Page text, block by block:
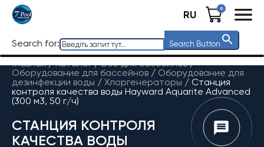
RU 0
Search for: Search Button
Главная / Каталог/Все для бассейнов/
Оборудование для бассейнов / Оборудование для
дезинфекции воды / Хлоргенераторы / Станция
контроля качества воды Hayward Aquarite Advanced
(300 м3, 50 г/ч)
СТАНЦИЯ КОНТРОЛЯ
КАЧЕСТВА ВОДЫ